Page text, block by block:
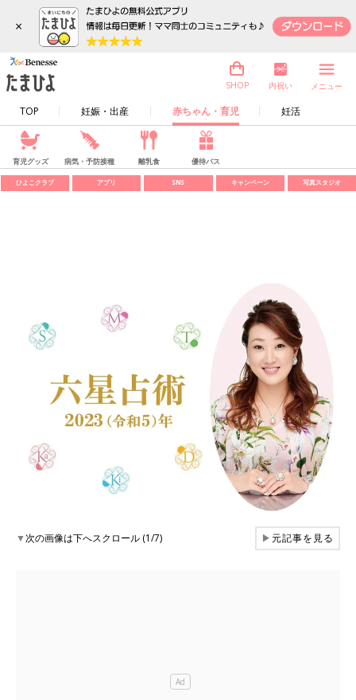
×
TOP 妊娠・出産 赤ちゃん・育児 妊活
SHOP 内祝い メニュー
育児グッズ 病気・予防接種 離乳食 優待パス
ひよこクラブ アプリ SNS キャンペーン 写真スタジオ
▼次の画像は下へスクロール (1/7) ▶元記事を見る